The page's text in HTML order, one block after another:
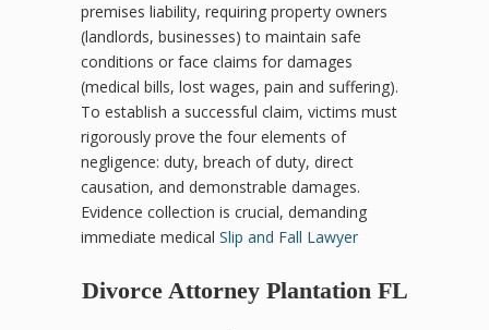
premises liability, requiring property owners
(landlords, businesses) to maintain safe
conditions or face claims for damages
(medical bills, lost wages, pain and suffering).
To establish a successful claim, victims must
rigorously prove the four elements of
negligence: duty, breach of duty, direct
causation, and demonstrable damages.
Evidence collection is crucial, demanding
immediate medical Slip and Fall Lawyer
Divorce Attorney Plantation FL